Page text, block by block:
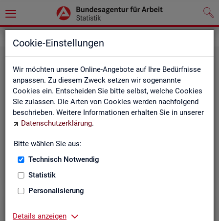
Cookie-Einstellungen
Wir möchten unsere Online-Angebote auf Ihre Bedürfnisse
anpassen. Zu diesem Zweck setzen wir sogenannte
Cookies ein. Entscheiden Sie bitte selbst, welche Cookies
Sie zulassen. Die Arten von Cookies werden nachfolgend
beschrieben. Weitere Informationen erhalten Sie in unserer
Datenschutzerklärung.
Bitte wählen Sie aus:
Technisch Notwendig
Statistik
Personalisierung
Details anzeigen